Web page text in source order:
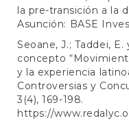
la pre-transición a la
Asunción: BASE
Seoane, J.; Taddei, E.
concepto
y la experiencia
Controversias y
3(4), 169-198.
https://